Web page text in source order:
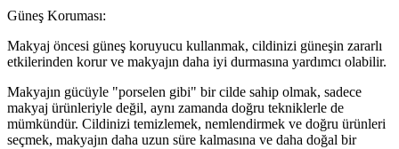
Güneş Koruması:
Makyaj öncesi güneş koruyucu kullanmak, cildinizi güneşin zararlı
etkilerinden korur ve makyajın daha iyi durmasına yardımcı olabilir.
Makyajın gücüyle "porselen gibi" bir cilde sahip olmak, sadece
makyaj ürünleriyle değil, aynı zamanda doğru tekniklerle de
mümkündür. Cildinizi temizlemek, nemlendirmek ve doğru ürünleri
seçmek, makyajın daha uzun süre kalmasına ve daha doğal bir